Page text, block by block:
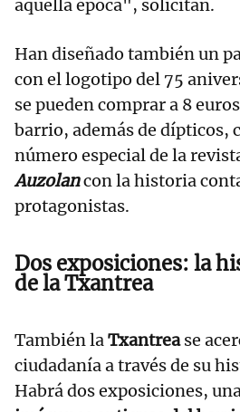
aquella época", solicitan.
Han diseñado también un
con el logotipo del 75
se pueden comprar a 8
barrio, además de dípticos,
número especial de la
Auzolancon la historia
protagonistas.
Dos exposiciones: la
de la Txantrea
También laTxantrease
ciudadanía a través de su
Habrá dos exposiciones,